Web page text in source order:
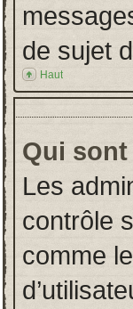
de sujet
Haut
Qui
Les
contrôle
comme